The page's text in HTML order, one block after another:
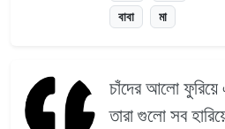
বাবা
মা
চাঁদের আলো
তারা গুলো সব